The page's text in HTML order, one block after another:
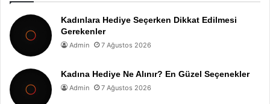
Kadınlara Hediye Seçerken Dikkat Edilmesi
Gerekenler
Admin 7 Ağustos 2026
Kadına Hediye Ne Alınır? En Güzel Seçenekler
Admin 7 Ağustos 2026